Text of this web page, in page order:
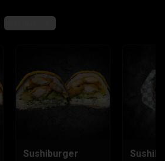
Sushiburger